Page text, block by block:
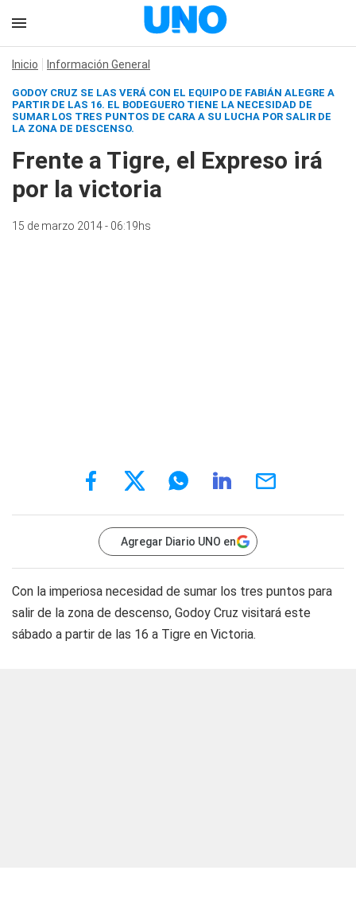
Inicio Información General
GODOY CRUZ SE LAS VERÁ CON EL EQUIPO DE FABIÁN ALEGRE A
PARTIR DE LAS 16. EL BODEGUERO TIENE LA NECESIDAD DE
SUMAR LOS TRES PUNTOS DE CARA A SU LUCHA POR SALIR DE
LA ZONA DE DESCENSO.
Frente a Tigre, el Expreso irá
por la victoria
15 de marzo 2014 - 06:19hs
Agregar Diario UNO en
Con la imperiosa necesidad de sumar los tres puntos para
salir de la zona de descenso, Godoy Cruz visitará este
sábado a partir de las 16 a Tigre en Victoria.